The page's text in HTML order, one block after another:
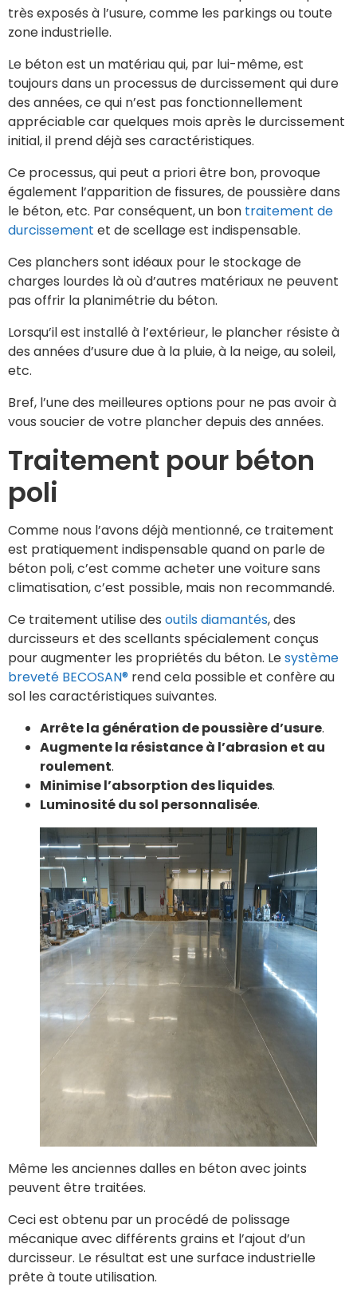
très exposés à l’usure, comme les parkings ou toute
zone industrielle.
Le béton est un matériau qui, par lui-même, est
toujours dans un processus de durcissement qui dure
des années, ce qui n’est pas fonctionnellement
appréciable car quelques mois après le durcissement
initial, il prend déjà ses caractéristiques.
Ce processus, qui peut a priori être bon, provoque
également l’apparition de fissures, de poussière dans
le béton, etc. Par conséquent, un bon traitement de
durcissement et de scellage est indispensable.
Ces planchers sont idéaux pour le stockage de
charges lourdes là où d’autres matériaux ne peuvent
pas offrir la planimétrie du béton.
Lorsqu’il est installé à l’extérieur, le plancher résiste à
des années d’usure due à la pluie, à la neige, au soleil,
etc.
Bref, l’une des meilleures options pour ne pas avoir à
vous soucier de votre plancher depuis des années.
Traitement pour béton
poli
Comme nous l’avons déjà mentionné, ce traitement
est pratiquement indispensable quand on parle de
béton poli, c’est comme acheter une voiture sans
climatisation, c’est possible, mais non recommandé.
Ce traitement utilise des outils diamantés, des
durcisseurs et des scellants spécialement conçus
pour augmenter les propriétés du béton. Lesystème
breveté BECOSAN® rend cela possible et confère au
sol les caractéristiques suivantes.
Arrête la génération de poussière d’usure.
Augmente la résistance à l’abrasion et au
roulement.
Minimise l’absorption des liquides.
Luminosité du sol personnalisée.
Même les anciennes dalles en béton avec joints
peuvent être traitées.
Ceci est obtenu par un procédé de polissage
mécanique avec différents grains et l’ajout d’un
durcisseur. Le résultat est une surface industrielle
prête à toute utilisation.